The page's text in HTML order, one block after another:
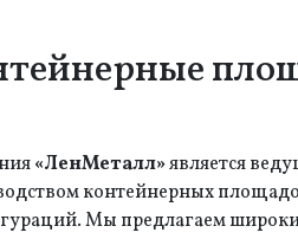
«ЛенМеталл»является
контейнерных
Мы предлагаем